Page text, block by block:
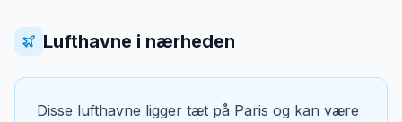
Lufthavne i nærheden
Disse lufthavne ligger tæt på Paris og kan være